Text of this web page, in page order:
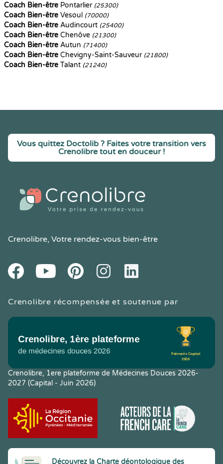
Coach Bien-être Pontarlier (25300)
Coach Bien-être Vesoul (70000)
Coach Bien-être Audincourt (25400)
Coach Bien-être Chenôve (21300)
Coach Bien-être Autun (71400)
Coach Bien-être Chevigny-Saint-Sauveur (21800)
Coach Bien-être Talant (21240)
Vous quittez Doctolib ? Faites votre transition vers
Crenolibre tout en douceur !
Crenolibre, Votre rendez-vous bien-être
FacebookYoutube PinteresetInstagramLinkedIn
Crenolibre récompensée et soutenue par
Crenolibre, 1ere plateforme de Médecines Douces 2026-
2027 (Capital - Juin 2026)
Découvrez la Charte déontologique des